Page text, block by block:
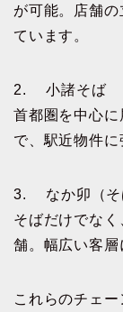
が可能。店舗
ています。
2. 小諸そば
首都圏を中心
で、駅近物件に
3. なか卯（そ
そばだけでな
舗。幅広い客層
これらのチェ